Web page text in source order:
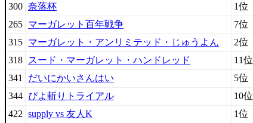
300 奈落杯 1位
265 マーガレット百年戦争 7位
315 マーガレット・アンリミテッド・じゅうよん 2位
318
スード・マーガレット・ハンドレッド 11位
341
だいにかいさんはい 5位
344 ぴよ斬りトライアル 10位
422 supply vs 友人K 1位